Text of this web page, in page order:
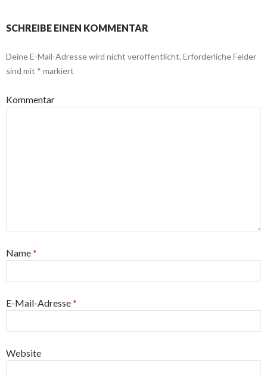
SCHREIBE EINEN KOMMENTAR
Deine E-Mail-Adresse wird nicht veröffentlicht. Erforderliche Felder
sind mit * markiert
Kommentar
Name*
E-Mail-Adresse*
Website